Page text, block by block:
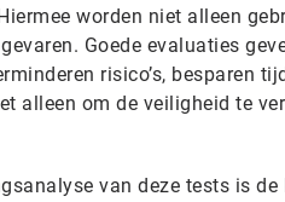
worden niet alleen
Goede evaluaties
risico’s, besparen
alleen om de veiligheid te
van deze tests is